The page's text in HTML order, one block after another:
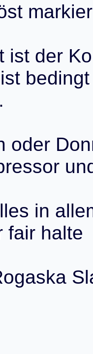
st markier
ist der Ko
ist bedingt
.
oder Don
ressor un
lles in alle
fair halte
ogaska Sl